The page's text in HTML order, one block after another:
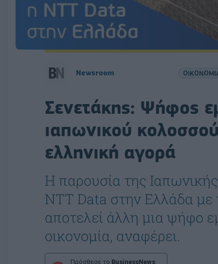
Newsroom
Σενετάκης: Ψήφος
ιαπωνικού
ελληνική αγορά
Η παρουσία της
NTT Data στην Ελλάδα με
αποτελεί άλλη μια ψήφο
οικονομία, αναφέρει.
Πρόσθεσε το BusinessNews